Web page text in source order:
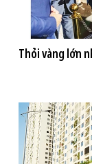
Thỏi vàng lớn